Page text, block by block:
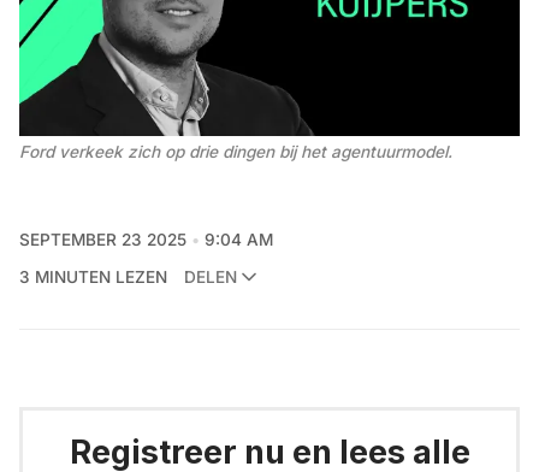
Ford verkeek zich op drie dingen bij het agentuurmodel.
SEPTEMBER 23 2025
9:04 AM
3 MINUTEN LEZEN
DELEN
Registreer nu en lees alle